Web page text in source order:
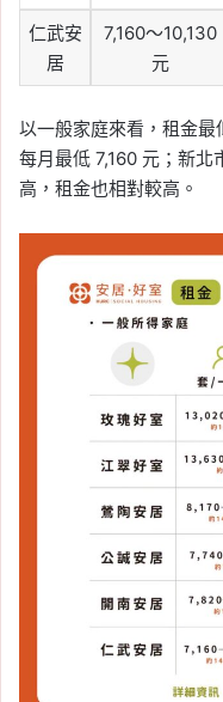
仁武安
居
7,160～10,130
元
以一般家庭來看，租金最
每月最低 7,160 元；新
高，租金也相對較高。